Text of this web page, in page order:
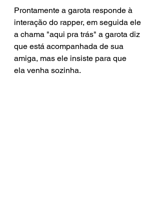
Prontamente a garota responde à
interação do rapper, em seguida ele
a chama "aqui pra trás" a garota diz
que está acompanhada de sua
amiga, mas ele insiste para que
ela venha sozinha.